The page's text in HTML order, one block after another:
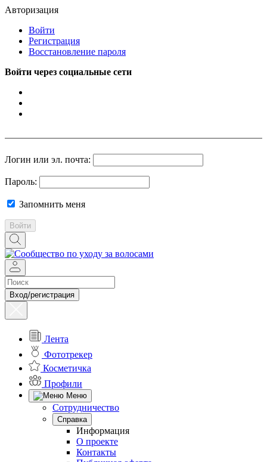
Авторизация
Войти
Регистрация
Восстановление пароля
Войти через социальные сети
Логин или эл. почта:
Пароль:
Запомнить меня
Войти
Вход/регистрация
Лента
Фототрекер
Косметичка
Профили
Меню
Сотрудничество
Справка
Информация
О проекте
Контакты